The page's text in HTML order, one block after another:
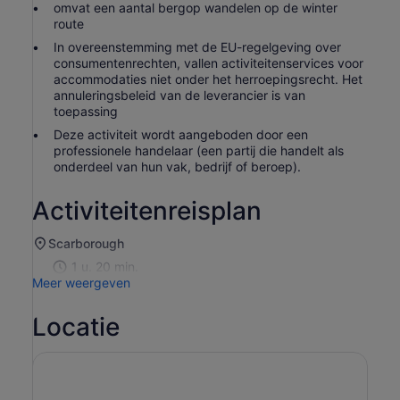
omvat een aantal bergop wandelen op de winter
route
In overeenstemming met de EU-regelgeving over
consumentenrechten, vallen activiteitenservices voor
accommodaties niet onder het herroepingsrecht. Het
annuleringsbeleid van de leverancier is van
toepassing
Deze activiteit wordt aangeboden door een
professionele handelaar (een partij die handelt als
onderdeel van hun vak, bedrijf of beroep).
Activiteitenreisplan
Scarborough
1 u. 20 min.
Meer weergeven
Locatie